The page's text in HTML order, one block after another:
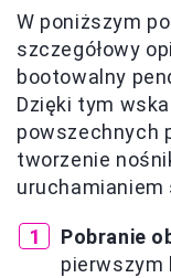
W poniższym
szczegółowy
bootowalny
Dzięki tym
powszechnych
tworzenie
uruchamianiem
Pobranie
pierwszym